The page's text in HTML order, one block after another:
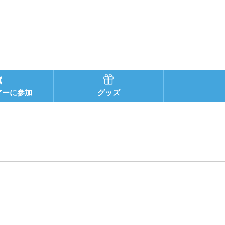
に参加 グッズ